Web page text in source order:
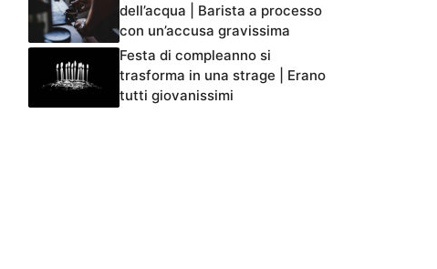
dell’acqua | Barista a processo
con un’accusa gravissima
Festa di compleanno si
trasforma in una strage | Erano
tutti giovanissimi